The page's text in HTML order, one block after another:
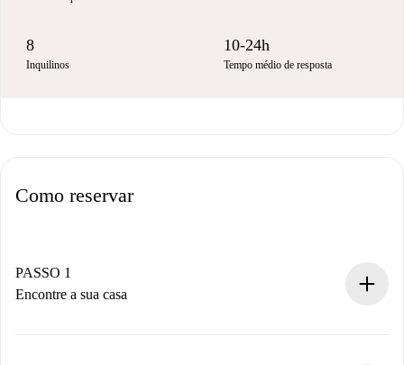
8
Inquilinos
10-24h
Tempo médio de resposta
Como reservar
PASSO 1
Encontre a sua casa